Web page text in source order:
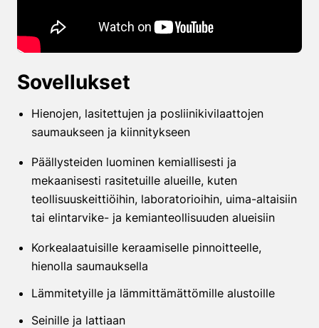
Sovellukset
Hienojen, lasitettujen ja posliinikivilaattojen
saumaukseen ja kiinnitykseen
Päällysteiden luominen kemiallisesti ja
mekaanisesti rasitetuille alueille, kuten
teollisuuskeittiöihin, laboratorioihin, uima-altaisiin
tai elintarvike- ja kemianteollisuuden alueisiin
Korkealaatuisille keraamiselle pinnoitteelle,
hienolla saumauksella
Lämmitetyille ja lämmittämättömille alustoille
Seinille ja lattiaan